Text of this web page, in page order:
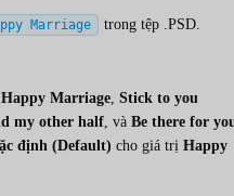
Marriage trong tệp .PSD.
Happy Marriage, Stick to you
my other half, và Be there for
định (Default) cho giá trị Happy